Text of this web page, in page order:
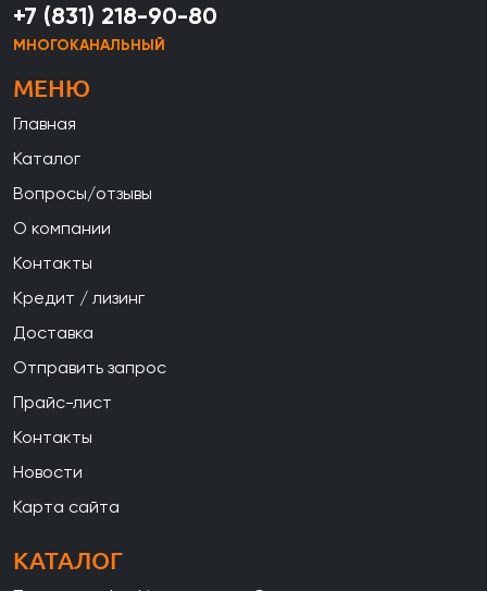
+7 (831) 218-90-80
МНОГОКАНАЛЬНЫЙ
МЕНЮ
Главная
Каталог
Вопросы/отзывы
О компании
Контакты
Кредит / лизинг
Доставка
Отправить запрос
Прайс-лист
Контакты
Новости
Карта сайта
КАТАЛОГ